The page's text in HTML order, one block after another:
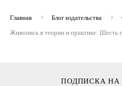
Главная Блог издательства
Живопись в теории и практике: Шесть
ПОДПИСКА НА